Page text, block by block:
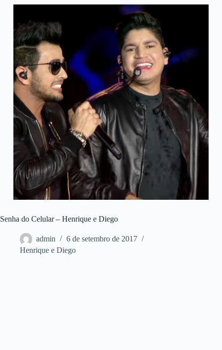
Senha do Celular – Henrique e Diego
admin
6 de setembro de 2017
Henrique e Diego